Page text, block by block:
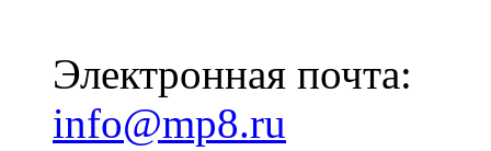
Электронная почта:
info@mp8.ru